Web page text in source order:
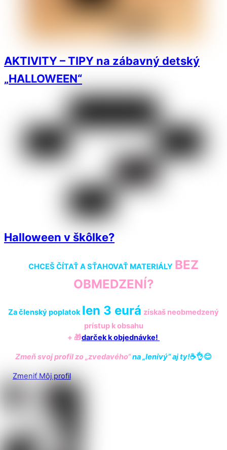
AKTIVITY – TIPY na zábavný detský
„HALLOWEEN“
Halloween v škôlke?
CHCEŠ ČÍTAŤ A SŤAHOVAŤ MATERIÁLY BEZ
OBMEDZENÍ?
Za členský poplatok len 3 eurá získaš neobmedzený
prístup k obsahu
+ 🎁darček k objednávke!
Zmeň svoj profil zo „zvedavého“na „lenivý“ aj ty!☕️👌😊
Zmeniť Môj profil